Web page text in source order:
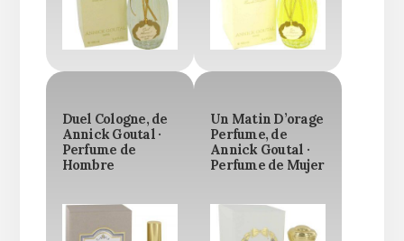
Duel Cologne, de
Annick Goutal ·
Perfume de
Hombre
Un Matin D’orage
Perfume, de
Annick Goutal ·
Perfume de Mujer